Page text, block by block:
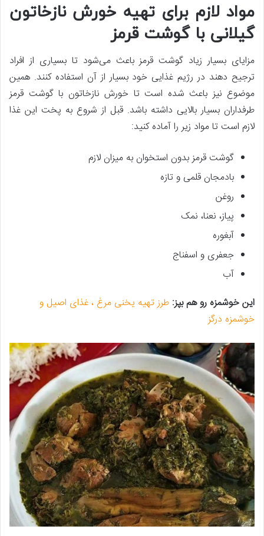
مواد لازم برای تهیه خورش نازخاتون
گیلانی با گوشت قرمز
مزایای بسیار زیاد گوشت قرمز باعث می‌شود تا بسیاری از افراد
ترجیح دهند در رژیم غذایی خود بسیار از آن استفاده کنند. همین
موضوع نیز باعث شده است تا خورش نازخاتون با گوشت قرمز
طرفداران بسیار بالایی داشته باشد. قبل از شروع به پخت این غذا
لازم است تا مواد زیر را آماده کنید:
گوشت قرمز بدون استخوان به میزان لازم
بادمجان قلمی و تازه
روغن
پیاز، نعنا، نمک
آبغوره
جعفری و اسفناج
آب
این خوشمزه رو هم بپز: طرز تهیه یخنی مرغ ، غذای اصیل و
خوشمزه درگز